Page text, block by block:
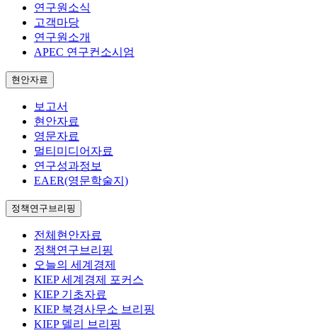
연구원소식
고객마당
연구원소개
APEC 연구컨소시엄
현안자료
보고서
현안자료
영문자료
멀티미디어자료
연구성과정보
EAER(영문학술지)
정책연구브리핑
전체현안자료
정책연구브리핑
오늘의 세계경제
KIEP 세계경제 포커스
KIEP 기초자료
KIEP 북경사무소 브리핑
KIEP 델리 브리핑